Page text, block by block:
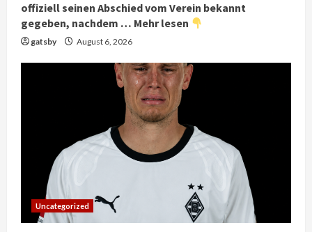
offiziell seinen Abschied vom Verein bekannt
gegeben, nachdem … Mehr lesen
gatsby August 6, 2026
Uncategorized